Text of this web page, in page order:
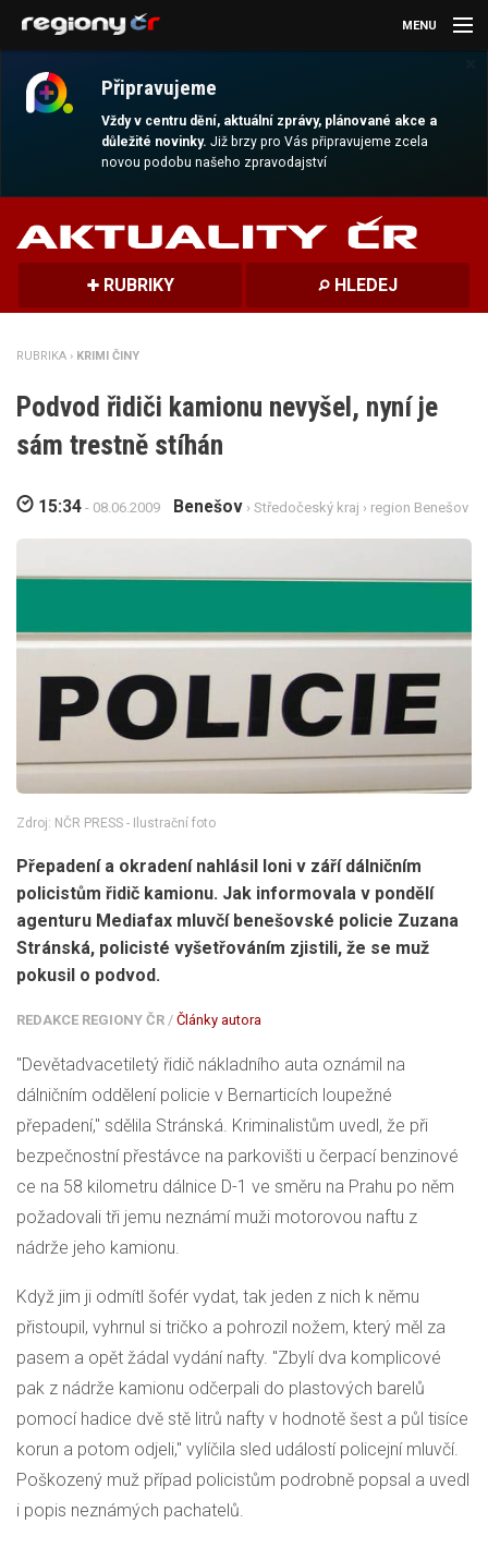
Připravujeme
Vždy v centru dění, aktuální zprávy, plánované akce a
důležité novinky.Již brzy pro Vás připravujeme zcela
novou podobu našeho zpravodajství
MENU
AKTUALITY
MAGAZÍN
DALŠÍ
REGION
RUBRIKY HLEDEJ
RUBRIKA › KRIMI ČINY
Podvod řidiči kamionu nevyšel, nyní je
sám trestně stíhán
15:34 - 08.06.2009 Benešov › Středočeský kraj › region Benešov
Zdroj: NČR PRESS - Ilustrační foto
Přepadení a okradení nahlásil loni v září dálničním
policistům řidič kamionu. Jak informovala v pondělí
agenturu Mediafax mluvčí benešovské policie Zuzana
Stránská, policisté vyšetřováním zjistili, že se muž
pokusil o podvod.
REDAKCE REGIONY ČR / Články autora
"Devětadvacetiletý řidič nákladního auta oznámil na
dálničním oddělení policie v Bernarticích loupežné
přepadení," sdělila Stránská. Kriminalistům uvedl, že při
bezpečnostní přestávce na parkovišti u čerpací benzinové
ce na 58 kilometru dálnice D-1 ve směru na Prahu po něm
požadovali tři jemu neznámí muži motorovou naftu z
nádrže jeho kamionu.
Když jim ji odmítl šofér vydat, tak jeden z nich k němu
přistoupil, vyhrnul si tričko a pohrozil nožem, který měl za
pasem a opět žádal vydání nafty. "Zbylí dva komplicové
pak z nádrže kamionu odčerpali do plastových barelů
pomocí hadice dvě stě litrů nafty v hodnotě šest a půl tisíce
korun a potom odjeli," vylíčila sled událostí policejní mluvčí.
Poškozený muž případ policistům podrobně popsal a uvedl
i popis neznámých pachatelů.